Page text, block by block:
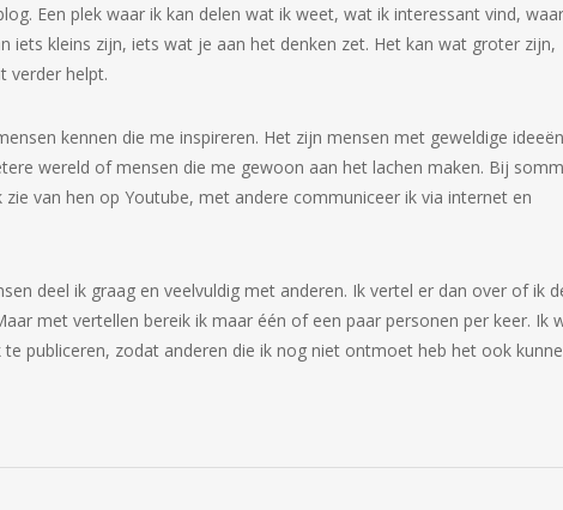
Een plek waar ik kan delen wat ik weet, wat ik interessant vind,
iets kleins zijn, iets wat je aan het denken zet. Het kan wat groter zijn,
verder helpt.
kennen die me inspireren. Het zijn mensen met geweldige
wereld of mensen die me gewoon aan het lachen maken. Bij
van hen op Youtube, met andere communiceer ik via internet en
deel ik graag en veelvuldig met anderen. Ik vertel er dan over of ik
met vertellen bereik ik maar één of een paar personen per keer. Ik
publiceren, zodat anderen die ik nog niet ontmoet heb het ook